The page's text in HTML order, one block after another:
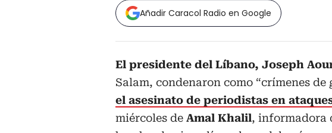
Añadir Caracol Radio en Google
El presidente del Líbano, Joseph
Salam, condenaron como “crímenes de
el asesinato de periodistas en
miércoles de Amal Khalil, informadora